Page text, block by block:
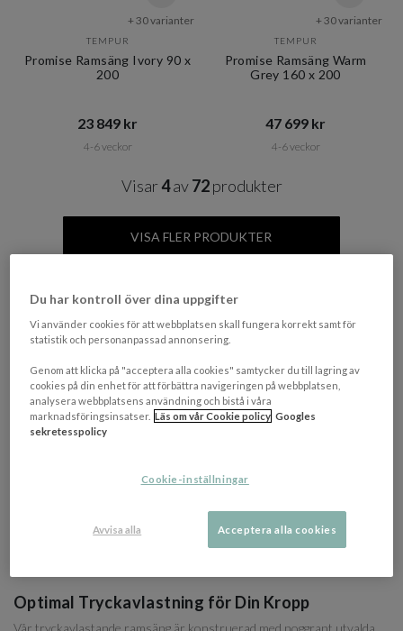
+ 30 varianter
TEMPUR
Promise Ramsäng Ivory 90 x
200
23 849 kr​​
4-6 veckor
+ 30 varianter
TEMPUR
Promise Ramsäng Warm
Grey 160 x 200
47 699 kr​​
4-6 veckor
Visar4av72produkter
VISA FLER PRODUKTER
POPULÄRA VARUMÄRKEN
Tempur
Tryckavlastande Ramsäng för Ultimat Komfort
komforten och stödet för en god natts sömn? Då har du kommit rätt.
Vår tryckavlastande ramsäng är designad för att ge dig en hälsosam
Optimal Tryckavlastning för Din Kropp
Du har kontroll över dina uppgifter
Vi använder cookies för att webbplatsen skall fungera korrekt samt för
statistik och personanpassad annonsering.
Genom att klicka på "acceptera alla cookies" samtycker du till lagring av
cookies på din enhet för att förbättra navigeringen på webbplatsen,
analysera webbplatsens användning och bistå i våra
marknadsföringsinsatser. Läs om vår Cookie policy Googles
sekretesspolicy
Cookie-inställningar
Avvisa alla Acceptera alla cookies